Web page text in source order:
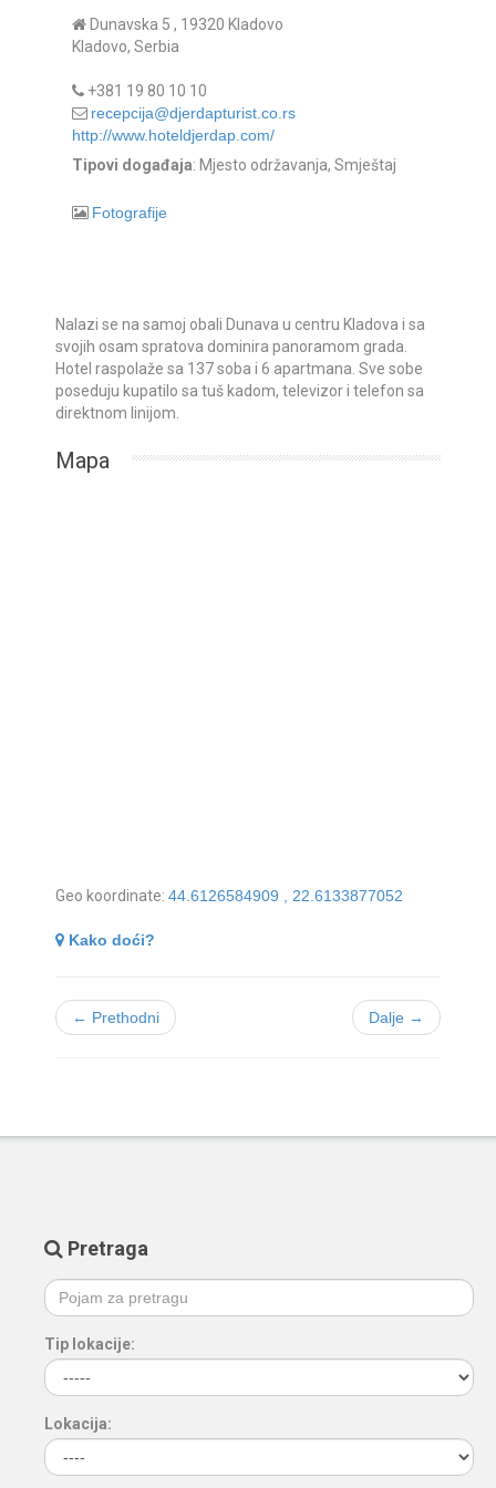
Dunavska 5 , 19320 Kladovo
Kladovo, Serbia
+381 19 80 10 10
recepcija@djerdapturist.co.rs
http://www.hoteldjerdap.com/
Tipovi događaja: Mjesto održavanja, Smještaj
Fotografije
Nalazi se na samoj obali Dunava u centru Kladova i sa
svojih osam spratova dominira panoramom grada.
Hotel raspolaže sa 137 soba i 6 apartmana. Sve sobe
poseduju kupatilo sa tuš kadom, televizor i telefon sa
direktnom linijom.
Mapa
Geo koordinate: 44.6126584909 , 22.6133877052
Kako doći?
← Prethodni Dalje →
Pretraga
Tip lokacije:
Lokacija: